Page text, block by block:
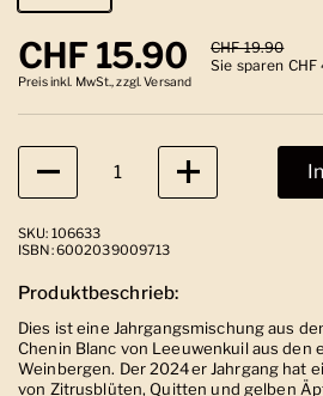
Regulärer Preis
CHF 15.90 Sale-Preis
CHF 19.90
Sie sparen CHF
Preis inkl. MwSt., zzgl. Versand
Anzahl
SKU: 106633
ISBN: 6002039009713
Produktbeschrieb:
Dies ist eine Jahrgangsmischung aus
Chenin Blanc von Leeuwenkuil aus den
Weinbergen. Der 2024er Jahrgang hat
von Zitrusblüten, Quitten und gelben